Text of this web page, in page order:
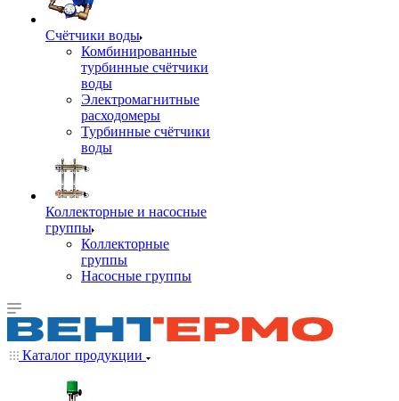
Счётчики воды
Комбинированные
турбинные счётчики
воды
Электромагнитные
расходомеры
Турбинные счётчики
воды
Коллекторные и насосные
группы
Коллекторные
группы
Насосные группы
Каталог продукции